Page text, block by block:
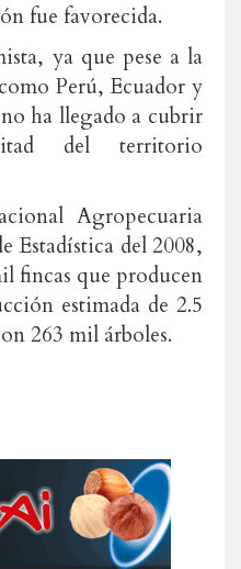
fue favorecida.
ya que pese a la
Perú, Ecuador y
ha llegado a cubrir
del territorio
Agropecuaria
Estadística del 2008,
fincas que producen
estimada de 2.5
263 mil árboles.